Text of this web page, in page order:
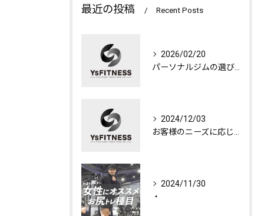
最近の投稿 Recent Posts
2026/02/20
パーソナルジムの選び方
2024/12/03
お客様のニーズに応じたジムの選び方
2024/11/30
・